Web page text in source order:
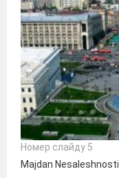
Номер слайду 5
Majdan Nesaleshnosti